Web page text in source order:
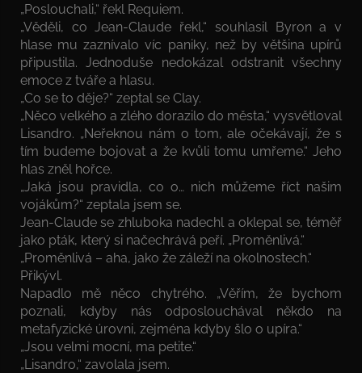
„Poslouchali,“ řekl Requiem.
„Věděli, co Jean-Claude řekl,“ souhlasil Byron a v
hlase mu zaznívalo víc paniky, než by většina upírů
připustila. Jednoduše nedokázal odstranit všechny
emoce z tváře a hlasu.
„Co se to děje?“ zeptal se Clay.
„Něco velkého a zlého dorazilo do města,“ vysvětloval
Lisandro. „Neřeknou nám o tom, ale očekávají, že s
tím budeme bojovat a že kvůli tomu umřeme.“ Jeho
hlas zněl hořce.
„Jaká jsou pravidla, co o… nich můžeme říct našim
vojákům?“ zeptala jsem se.
Jean-Claude se zhluboka nadechl a oklepal se, téměř
jako pták, který si načechrává peří. „Proměnlivá.“
„Proměnlivá – aha, jako že záleží na okolnostech.“
Přikývl.
Napadlo mě něco chytrého. „Věřím, že bychom
poznali, kdyby nás odposlouchával někdo na
metafyzické úrovni, zejména kdyby šlo o upíra.“
„Jsou velmi mocní, ma petite.“
„Lisandro,“ zavolala jsem.